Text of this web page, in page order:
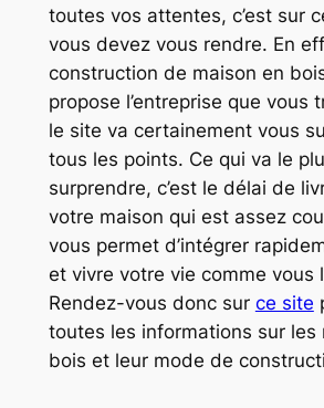
toutes vos attentes, c’est sur
vous devez vous rendre. En
construction de maison en
propose l’entreprise que vous
le site va certainement vous
tous les points. Ce qui va le
surprendre, c’est le délai de
votre maison qui est assez
vous permet d’intégrer
et vivre votre vie comme vous
Rendez-vous donc sur ce site
toutes les informations sur les
bois et leur mode de